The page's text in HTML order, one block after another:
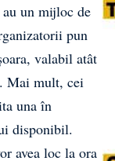
un mijloc de
pun
valabil atât
Mai mult, cei
una în
disponibil.
avea loc la ora